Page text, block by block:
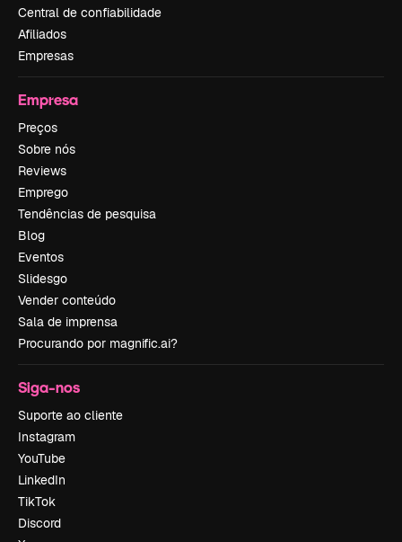
Central de confiabilidade
Afiliados
Empresas
Empresa
Preços
Sobre nós
Reviews
Emprego
Tendências de pesquisa
Blog
Eventos
Slidesgo
Vender conteúdo
Sala de imprensa
Procurando por magnific.ai?
Siga-nos
Suporte ao cliente
Instagram
YouTube
LinkedIn
TikTok
Discord